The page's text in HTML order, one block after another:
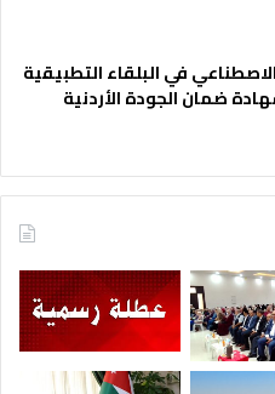
في البلقاء التطبيقية
ضمان الجودة الأردنية